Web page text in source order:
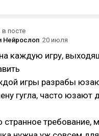
в посте
Нейрослоп 20 июля
каждую игру,
игры разрабы
гугла, часто юзают
странное требование,